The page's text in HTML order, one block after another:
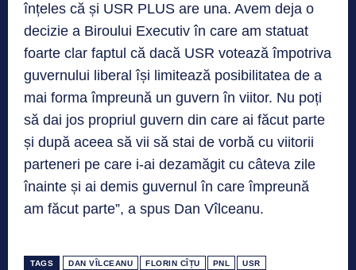
înțeles că și USR PLUS are una. Avem deja o
decizie a Biroului Executiv în care am statuat
foarte clar faptul că dacă USR votează împotriva
guvernului liberal își limitează posibilitatea de a
mai forma împreună un guvern în viitor. Nu poți
să dai jos propriul guvern din care ai făcut parte
și după aceea să vii să stai de vorbă cu viitorii
parteneri pe care i-ai dezamăgit cu câteva zile
înainte și ai demis guvernul în care împreună
am făcut parte”, a spus Dan Vîlceanu.
TAGS DAN VÎLCEANU FLORIN CÎȚU PNL USR